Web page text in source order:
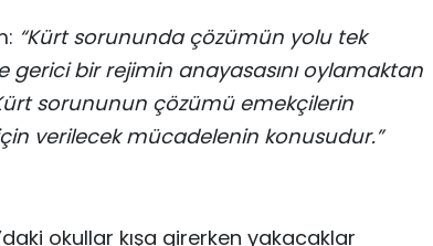
“Kürt sorununda çözümün yolu tek
bir rejimin anayasasını oylamaktan
sorununun çözümü emekçilerin
verilecek mücadelenin konusudur.”
okullar kışa girerken yakacaklar